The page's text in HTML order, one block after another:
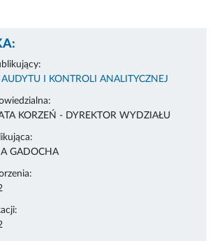
I KONTROLI ANALITYCZNEJ
KORZEŃ - DYREKTOR WYDZIAŁU
GADOCHA